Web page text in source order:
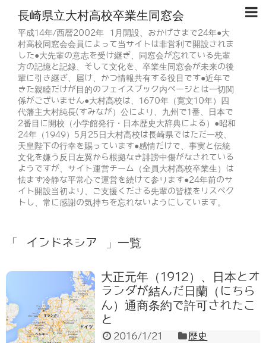
長崎県立大村高校卒業生同窓会
平成14年/西暦2002年 1月開設、おかげさまで24年●大
村高校同窓会会員によって当サイトは非営利で開設されま
した●大先輩の意志を受け継ぎ、同窓会が忘れている先輩
方の記憶と記録、そして文化を、卒業生同窓会が未来の後
輩に引き継ぎ、届け、かつ情報共有する役目です●近年で
きた親睦だけが目的のフェイスブック内ページとは一切関
係がございません●大村高校は、1670年（寛文10年）四
代藩主大村純長(すみなが）公により、九州で1番、日本で
2番目に開校（小学館発行・日本歴史大辞典による）●昭和
24年（1949）5月25日大村高校は長崎県ではただ一校、
天皇陛下の行幸を賜っています●感情だけで、事実と伝統
文化を嫌う反日左翼から根拠なき誹謗中傷がなされている
ようですが、サイト運営チーム（全員大村高校卒業生）は
怯まず冷静な平常心で運営を続けて参ります●24年前のサ
イト開設当初より、ご支援くださる先輩の皆様をリスペク
トし、常に感謝の気持ちを忘れないようにしています。
「 インドネシア 」一覧
大正元年（1912）、日本とオ
ランダが結んだ日蘭（にちら
ん）通商条約で許可されたこ
と
2016/1/21
歴史